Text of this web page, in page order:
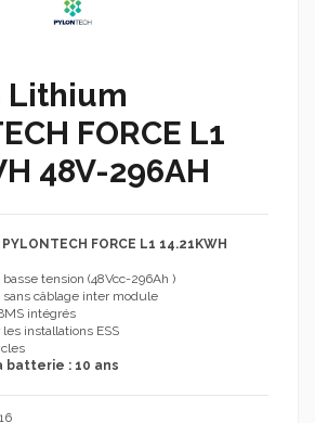
Lithium
FORCE L1
48V-296AH
PYLONTECH FORCE L1 14.21KWH
tension (48Vcc-296Ah )
sans câblage inter module
intégrés
installations ESS
batterie : 10 ans